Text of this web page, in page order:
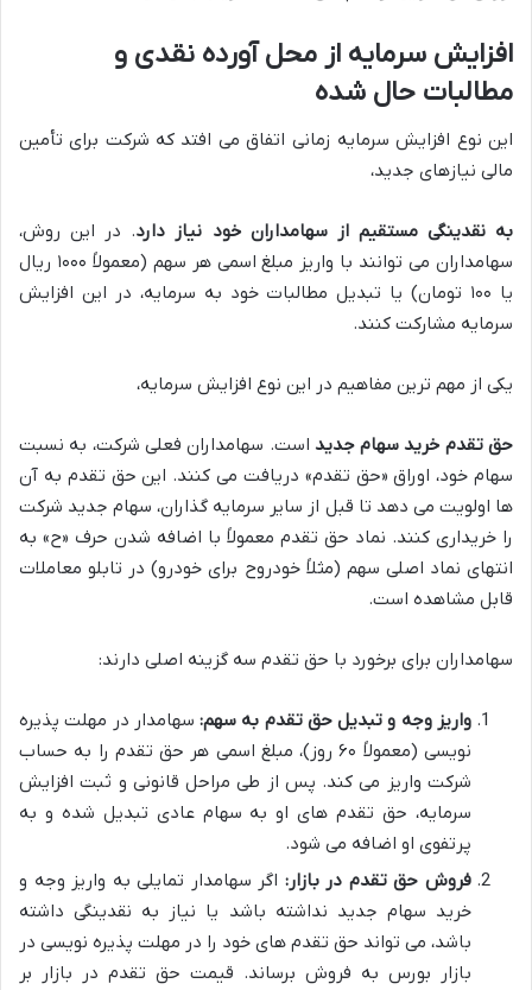
افزایش سرمایه از محل آورده نقدی و
مطالبات حال شده
این نوع افزایش سرمایه زمانی اتفاق می افتد که شرکت برای تأمین
مالی نیازهای جدید،
به نقدینگی مستقیم از سهامداران خود نیاز دارد. در این روش،
سهامداران می توانند با واریز مبلغ اسمی هر سهم (معمولاً ۱۰۰۰ ریال
یا ۱۰۰ تومان) یا تبدیل مطالبات خود به سرمایه، در این افزایش
سرمایه مشارکت کنند.
یکی از مهم ترین مفاهیم در این نوع افزایش سرمایه،
حق تقدم خرید سهام جدید است. سهامداران فعلی شرکت، به نسبت
سهام خود، اوراق «حق تقدم» دریافت می کنند. این حق تقدم به آن
ها اولویت می دهد تا قبل از سایر سرمایه گذاران، سهام جدید شرکت
را خریداری کنند. نماد حق تقدم معمولاً با اضافه شدن حرف «ح» به
انتهای نماد اصلی سهم (مثلاً خودروح برای خودرو) در تابلو معاملات
قابل مشاهده است.
سهامداران برای برخورد با حق تقدم سه گزینه اصلی دارند:
واریز وجه و تبدیل حق تقدم به سهم:سهامدار در مهلت پذیره
نویسی (معمولاً ۶۰ روز)، مبلغ اسمی هر حق تقدم را به حساب
شرکت واریز می کند. پس از طی مراحل قانونی و ثبت افزایش
سرمایه، حق تقدم های او به سهام عادی تبدیل شده و به
پرتفوی او اضافه می شود.
فروش حق تقدم در بازار: اگر سهامدار تمایلی به واریز وجه و
خرید سهام جدید نداشته باشد یا نیاز به نقدینگی داشته
باشد، می تواند حق تقدم های خود را در مهلت پذیره نویسی در
بازار بورس به فروش برساند. قیمت حق تقدم در بازار بر